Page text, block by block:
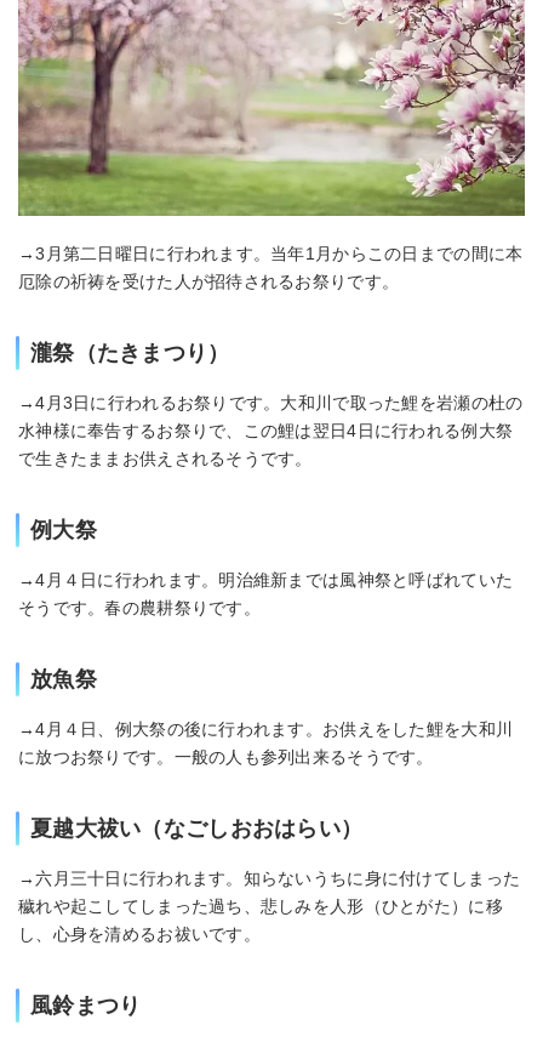
→3月第二日曜日に行われます。当年1月からこの日までの間に本
厄除の祈祷を受けた人が招待されるお祭りです。
瀧祭（たきまつり）
→4月3日に行われるお祭りです。大和川で取った鯉を岩瀬の杜の
水神様に奉告するお祭りで、この鯉は翌日4日に行われる例大祭
で生きたままお供えされるそうです。
例大祭
→4月４日に行われます。明治維新までは風神祭と呼ばれていた
そうです。春の農耕祭りです。
放魚祭
→4月４日、例大祭の後に行われます。お供えをした鯉を大和川
に放つお祭りです。一般の人も参列出来るそうです。
夏越大祓い（なごしおおはらい）
→六月三十日に行われます。知らないうちに身に付けてしまった
穢れや起こしてしまった過ち、悲しみを人形（ひとがた）に移
し、心身を清めるお祓いです。
風鈴まつり